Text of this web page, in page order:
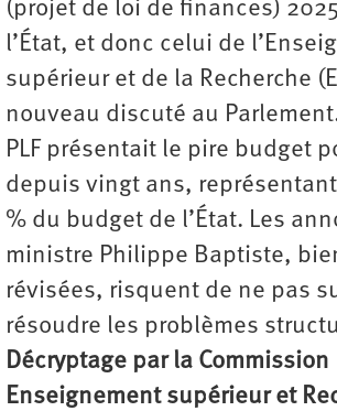
(projet de loi de finances)
l’État, et donc celui de
supérieur et de la Recherche
nouveau discuté au
PLF présentait le pire budget
depuis vingt ans,
% du budget de l’État. Les
ministre Philippe Baptiste,
révisées, risquent de ne pas
résoudre les problèmes
Décryptage par la Commission
Enseignement supérieur et